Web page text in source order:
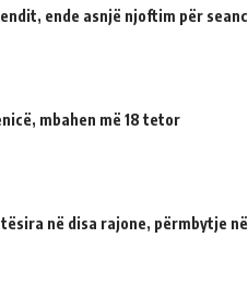
ende asnjë njoftim për
mbahen më 18 tetor
në disa rajone, përmbytje